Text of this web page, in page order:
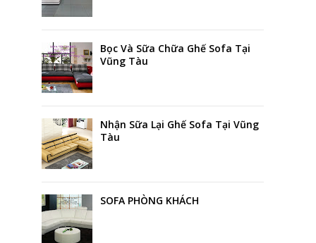
Bọc Và Sữa Chữa Ghế Sofa Tại
Vũng Tàu
Nhận Sữa Lại Ghế Sofa Tại Vũng
Tàu
SOFA PHÒNG KHÁCH